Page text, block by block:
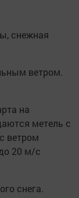
снежная
ветром.
на
метель с
ветром
20 м/с
снега.